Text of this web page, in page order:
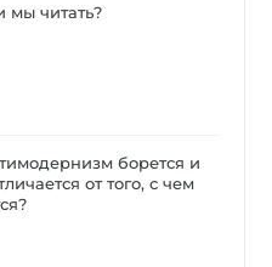
мы читать?
борется и
от того, с чем